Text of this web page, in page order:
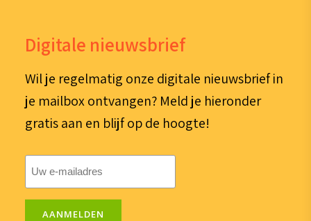
Digitale nieuwsbrief
Wil je regelmatig onze digitale nieuwsbrief in
je mailbox ontvangen? Meld je hieronder
gratis aan en blijf op de hoogte!
AANMELDEN